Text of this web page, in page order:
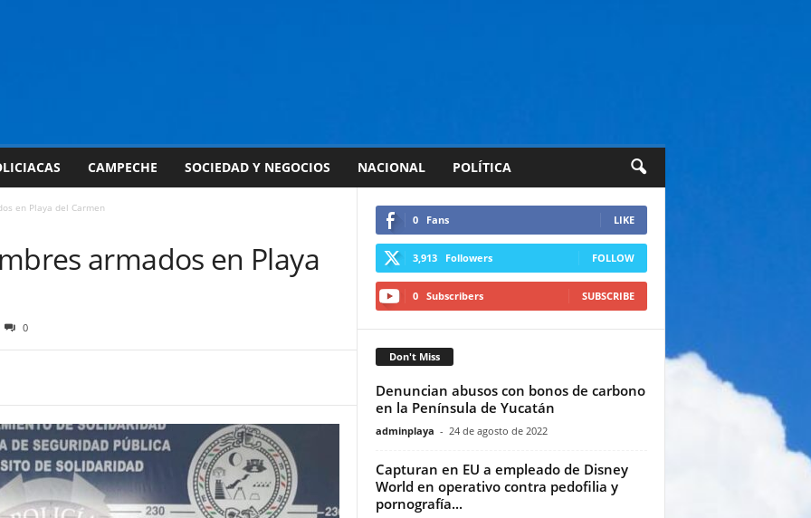
CAMPECHE SOCIEDAD Y NEGOCIOS NACIONAL POLÍTICA
en Playa del Carmen
armados en Playa
0
0 Fans LIKE
3,913 Followers FOLLOW
0 Subscribers SUBSCRIBE
Don't Miss
Denuncian abusos con bonos de carbono
en la Península de Yucatán
adminplaya - 24 de agosto de 2022
Capturan en EU a empleado de Disney
World en operativo contra pedofilia y
pornografía...